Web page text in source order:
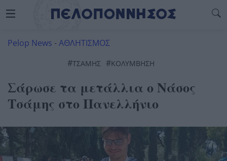
Pelop News -ΑΘΛΗΤΙΣΜΟΣ
#ΤΣΆΜΗΣ #ΚΟΛΎΜΒΗΣΗ
Σάρωσε τα μετάλλια ο Νάσος
Τσάμης στο Πανελλήνιο